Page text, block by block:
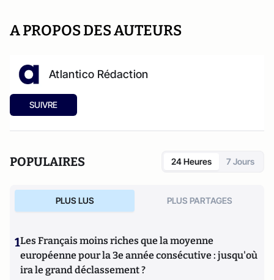
A PROPOS DES AUTEURS
Atlantico Rédaction
SUIVRE
POPULAIRES 24 Heures 7 Jours
PLUS LUS PLUS PARTAGES
1Les Français moins riches que la moyenne
européenne pour la 3e année consécutive : jusqu'où
ira le grand déclassement ?